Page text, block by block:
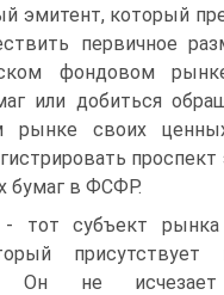
эмитент, который
первичное
фондовом
или добиться
рынке своих
бумаг в ФСФР.
- тот субъект
Он не